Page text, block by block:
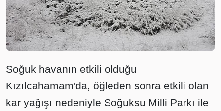
Soğuk havanın etkili olduğu
Kızılcahamam'da, öğleden sonra etkili olan
kar yağışı nedeniyle Soğuksu Milli Parkı ile